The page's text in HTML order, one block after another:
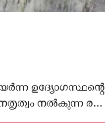
ഉദ്യോഗസ്ഥന്റെ
നൽകുന്ന രണ്ട്